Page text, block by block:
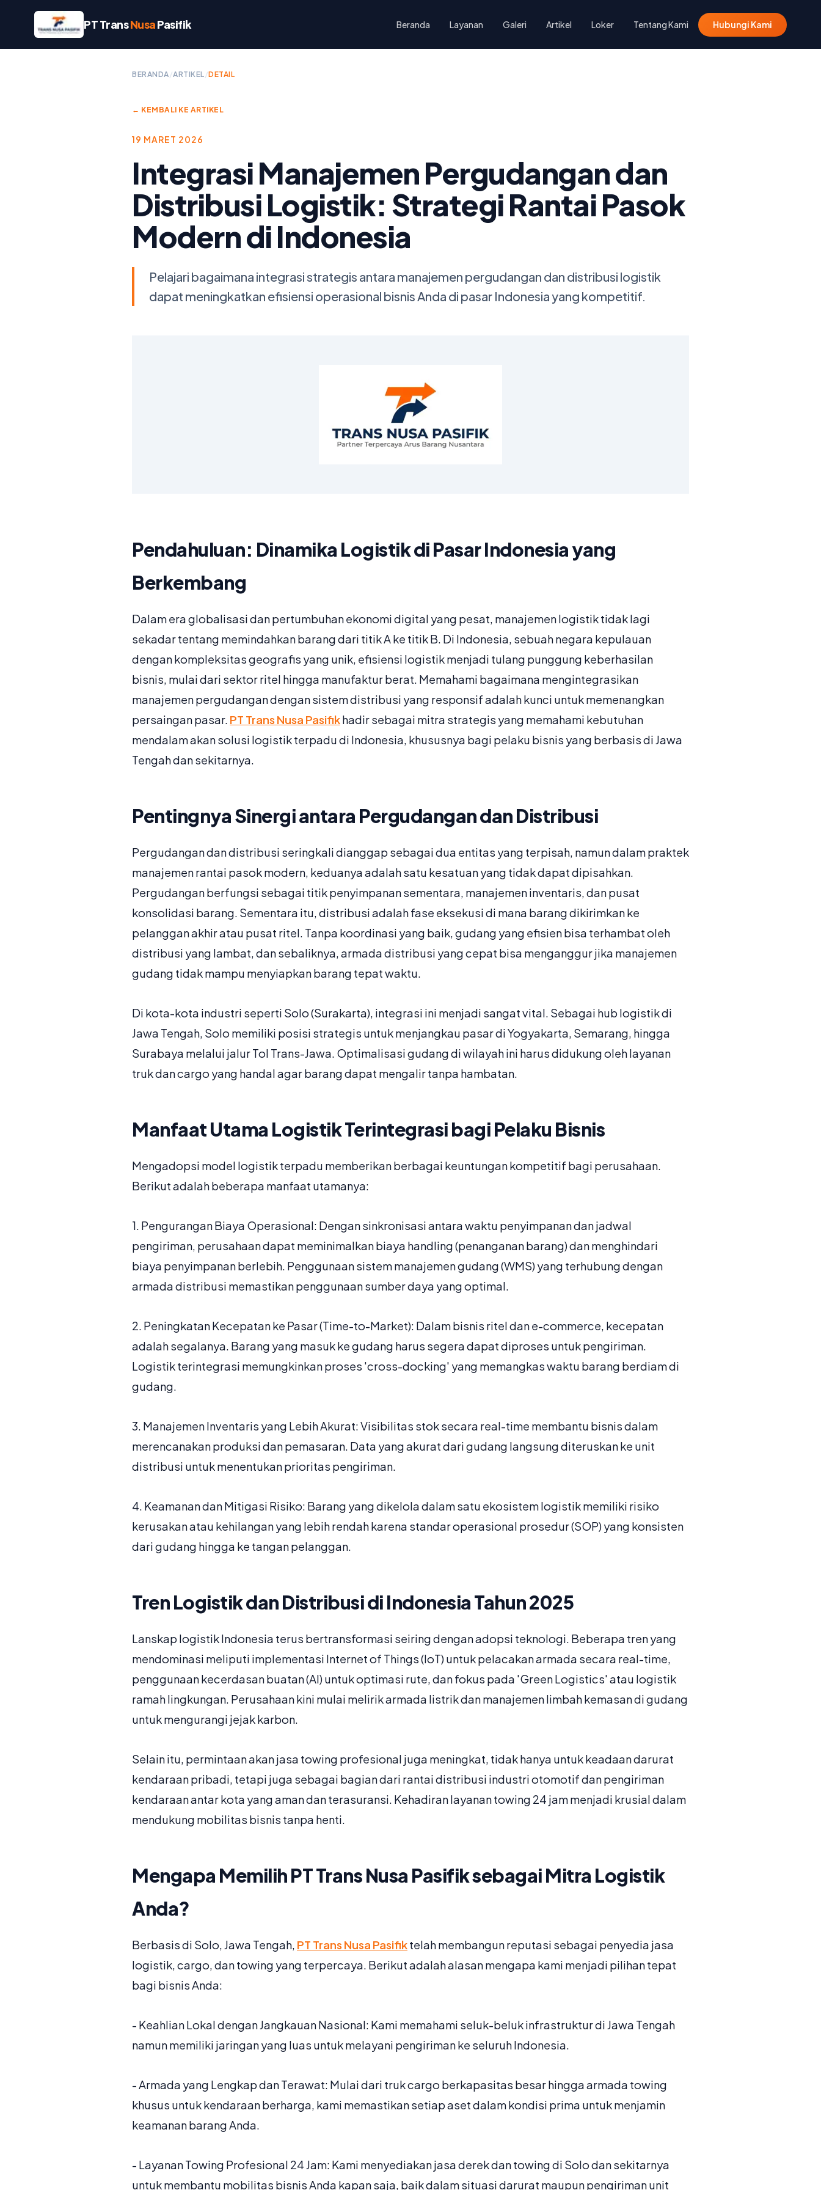
PT TransNusaPasifik Beranda Layanan Galeri Artikel Loker Tentang Kami Hubungi Kami
BERANDA/ARTIKEL/DETAIL
← KEMBALI KE ARTIKEL
19 MARET 2026
Integrasi Manajemen Pergudangan dan
Distribusi Logistik: Strategi Rantai Pasok
Modern di Indonesia
Pelajari bagaimana integrasi strategis antara manajemen pergudangan dan distribusi logistik
dapat meningkatkan efisiensi operasional bisnis Anda di pasar Indonesia yang kompetitif.
Pendahuluan: Dinamika Logistik di Pasar Indonesia yang
Berkembang
Dalam era globalisasi dan pertumbuhan ekonomi digital yang pesat, manajemen logistik tidak lagi
sekadar tentang memindahkan barang dari titik A ke titik B. Di Indonesia, sebuah negara kepulauan
dengan kompleksitas geografis yang unik, efisiensi logistik menjadi tulang punggung keberhasilan
bisnis, mulai dari sektor ritel hingga manufaktur berat. Memahami bagaimana mengintegrasikan
manajemen pergudangan dengan sistem distribusi yang responsif adalah kunci untuk memenangkan
persaingan pasar. PT Trans Nusa Pasifikhadir sebagai mitra strategis yang memahami kebutuhan
mendalam akan solusi logistik terpadu di Indonesia, khususnya bagi pelaku bisnis yang berbasis di Jawa
Tengah dan sekitarnya.
Pentingnya Sinergi antara Pergudangan dan Distribusi
Pergudangan dan distribusi seringkali dianggap sebagai dua entitas yang terpisah, namun dalam praktek
manajemen rantai pasok modern, keduanya adalah satu kesatuan yang tidak dapat dipisahkan.
Pergudangan berfungsi sebagai titik penyimpanan sementara, manajemen inventaris, dan pusat
konsolidasi barang. Sementara itu, distribusi adalah fase eksekusi di mana barang dikirimkan ke
pelanggan akhir atau pusat ritel. Tanpa koordinasi yang baik, gudang yang efisien bisa terhambat oleh
distribusi yang lambat, dan sebaliknya, armada distribusi yang cepat bisa menganggur jika manajemen
gudang tidak mampu menyiapkan barang tepat waktu.
Di kota-kota industri seperti Solo (Surakarta), integrasi ini menjadi sangat vital. Sebagai hub logistik di
Jawa Tengah, Solo memiliki posisi strategis untuk menjangkau pasar di Yogyakarta, Semarang, hingga
Surabaya melalui jalur Tol Trans-Jawa. Optimalisasi gudang di wilayah ini harus didukung oleh layanan
truk dan cargo yang handal agar barang dapat mengalir tanpa hambatan.
Manfaat Utama Logistik Terintegrasi bagi Pelaku Bisnis
Mengadopsi model logistik terpadu memberikan berbagai keuntungan kompetitif bagi perusahaan.
Berikut adalah beberapa manfaat utamanya:
1. Pengurangan Biaya Operasional: Dengan sinkronisasi antara waktu penyimpanan dan jadwal
pengiriman, perusahaan dapat meminimalkan biaya handling (penanganan barang) dan menghindari
biaya penyimpanan berlebih. Penggunaan sistem manajemen gudang (WMS) yang terhubung dengan
armada distribusi memastikan penggunaan sumber daya yang optimal.
2. Peningkatan Kecepatan ke Pasar (Time-to-Market): Dalam bisnis ritel dan e-commerce, kecepatan
adalah segalanya. Barang yang masuk ke gudang harus segera dapat diproses untuk pengiriman.
Logistik terintegrasi memungkinkan proses 'cross-docking' yang memangkas waktu barang berdiam di
gudang.
3. Manajemen Inventaris yang Lebih Akurat: Visibilitas stok secara real-time membantu bisnis dalam
merencanakan produksi dan pemasaran. Data yang akurat dari gudang langsung diteruskan ke unit
distribusi untuk menentukan prioritas pengiriman.
4. Keamanan dan Mitigasi Risiko: Barang yang dikelola dalam satu ekosistem logistik memiliki risiko
kerusakan atau kehilangan yang lebih rendah karena standar operasional prosedur (SOP) yang konsisten
dari gudang hingga ke tangan pelanggan.
Tren Logistik dan Distribusi di Indonesia Tahun 2025
Lanskap logistik Indonesia terus bertransformasi seiring dengan adopsi teknologi. Beberapa tren yang
mendominasi meliputi implementasi Internet of Things (IoT) untuk pelacakan armada secara real-time,
penggunaan kecerdasan buatan (AI) untuk optimasi rute, dan fokus pada 'Green Logistics' atau logistik
ramah lingkungan. Perusahaan kini mulai melirik armada listrik dan manajemen limbah kemasan di gudang
untuk mengurangi jejak karbon.
Selain itu, permintaan akan jasa towing profesional juga meningkat, tidak hanya untuk keadaan darurat
kendaraan pribadi, tetapi juga sebagai bagian dari rantai distribusi industri otomotif dan pengiriman
kendaraan antar kota yang aman dan terasuransi. Kehadiran layanan towing 24 jam menjadi krusial dalam
mendukung mobilitas bisnis tanpa henti.
Mengapa Memilih PT Trans Nusa Pasifik sebagai Mitra Logistik
Anda?
Berbasis di Solo, Jawa Tengah, PT Trans Nusa Pasifiktelah membangun reputasi sebagai penyedia jasa
logistik, cargo, dan towing yang terpercaya. Berikut adalah alasan mengapa kami menjadi pilihan tepat
bagi bisnis Anda:
- Keahlian Lokal dengan Jangkauan Nasional: Kami memahami seluk-beluk infrastruktur di Jawa Tengah
namun memiliki jaringan yang luas untuk melayani pengiriman ke seluruh Indonesia.
- Armada yang Lengkap dan Terawat: Mulai dari truk cargo berkapasitas besar hingga armada towing
khusus untuk kendaraan berharga, kami memastikan setiap aset dalam kondisi prima untuk menjamin
keamanan barang Anda.
- Layanan Towing Profesional 24 Jam: Kami menyediakan jasa derek dan towing di Solo dan sekitarnya
untuk membantu mobilitas bisnis Anda kapan saja, baik dalam situasi darurat maupun pengiriman unit